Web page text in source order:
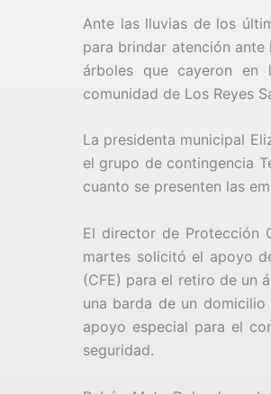
Ante las lluvias de los
para brindar atención
árboles que cayeron
comunidad de Los Reyes
La presidenta municipal
el grupo de contingencia
cuanto se presenten las
El director de Protección
martes solicitó el apoyo
(CFE) para el retiro de un
una barda de un
apoyo especial para el
seguridad.